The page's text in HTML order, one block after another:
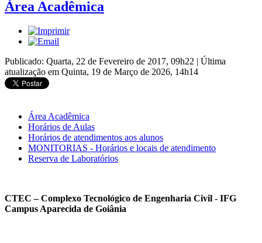
Área Acadêmica
Publicado: Quarta, 22 de Fevereiro de 2017, 09h22 | Última
atualização em Quinta, 19 de Março de 2026, 14h14
Área Acadêmica
Horários de Aulas
Horários de atendimentos aos alunos
MONITORIAS - Horários e locais de atendimento
Reserva de Laboratórios
CTEC – Complexo Tecnológico de Engenharia Civil - IFG
Campus Aparecida de Goiânia